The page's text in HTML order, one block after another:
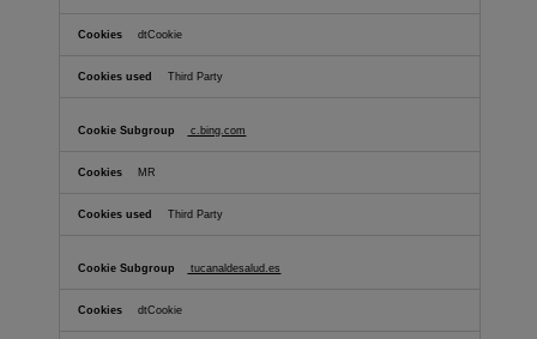
dtCookie
Third Party
c.bing.com
MR
Third Party
tucanaldesalud.es
dtCookie